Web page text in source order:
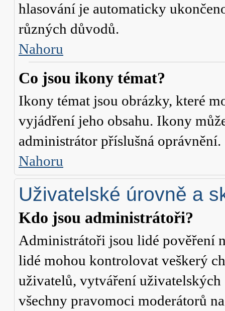
hlasování je automaticky
různých důvodů.
Nahoru
Co jsou ikony témat?
Ikony témat jsou obrázky, které
vyjádření jeho obsahu. Ikony
administrátor příslušná oprávnění.
Nahoru
Uživatelské úrovně a
Kdo jsou administrátoři?
Administrátoři jsou lidé pověření
lidé mohou kontrolovat veškerý
uživatelů, vytváření
všechny pravomoci moderátorů